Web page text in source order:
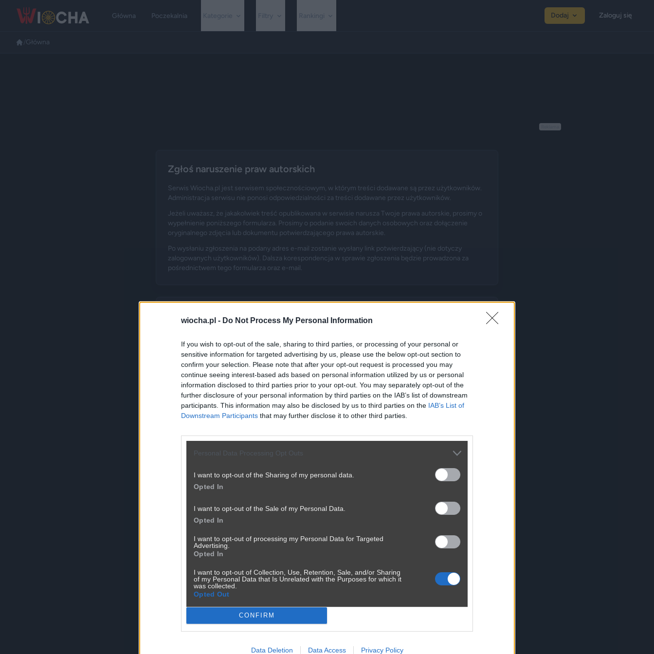
wiocha.pl - Do Not Process My Personal Information
If you wish to opt-out of the sale, sharing to third parties, or processing of your personal or
sensitive information for targeted advertising by us, please use the below opt-out section to
confirm your selection. Please note that after your opt-out request is processed you may
continue seeing interest-based ads based on personal information utilized by us or personal
information disclosed to third parties prior to your opt-out. You may separately opt-out of the
further disclosure of your personal information by third parties on the IAB’s list of downstream
participants. This information may also be disclosed by us to third parties on the IAB’s List of
Downstream Participants that may further disclose it to other third parties.
Personal Data Processing Opt Outs
I want to opt-out of the Sharing of my personal data.
Opted In
I want to opt-out of the Sale of my Personal Data.
Opted In
I want to opt-out of processing my Personal Data for Targeted
Advertising.
Opted In
I want to opt-out of Collection, Use, Retention, Sale, and/or Sharing
of my Personal Data that Is Unrelated with the Purposes for which it
was collected.
Opted Out
CONFIRM
Data Deletion Data Access Privacy Policy
Główna Poczekalnia Dodaj Zaloguj się
Główna
Zgłoś naruszenie praw autorskich
Serwis Wiocha.pl jest serwisem społecznościowym, w którym treści dodawane są przez użytkowników.
Administracja serwisu nie ponosi odpowiedzialności za treści dodawane przez użytkowników.
Jeżeli uważasz, że jakakolwiek treść opublikowana w serwisie narusza Twoje prawa autorskie, prosimy o
wypełnienie poniższego formularza. Prosimy o podanie swoich danych osobowych oraz dołączenie
oryginalnego zdjęcia lub dokumentu potwierdzającego prawa autorskie.
Po wysłaniu zgłoszenia na podany adres e-mail zostanie wysłany link potwierdzający (nie dotyczy
zalogowanych użytkowników). Dalsza korespondencja w sprawie zgłoszenia będzie prowadzona za
pośrednictwem tego formularza oraz e-mail.
Zgłoszenie dotyczy poniższego absurdu:
Nadal cieszy tak samo
ID: 1868881 | Opublikowany: 2026-07-07 14:47
Wypełnij zgłoszenie:
Adres e-mail *
Treść zgłoszenia *
Dolaczone materialy:
Maks. 10MB. Dozwolone formaty: JPG, PNG, GIF, WebP, PDF